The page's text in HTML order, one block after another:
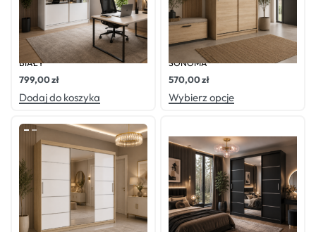
Oceniono 0na 5
SZAFA PRZESUWNA LUIS 200
BIAŁY
799,00zł
Dodaj do koszyka
Oceniono0na 5
SZAFA PRZESUWNA NIKO1
SONOMA
570,00zł
Wybierz opcje